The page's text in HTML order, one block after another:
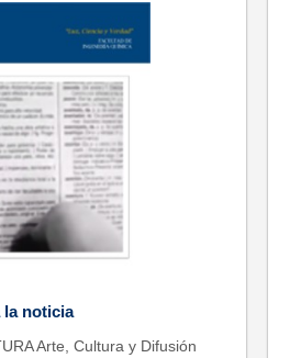
la noticia
Arte, Cultura y Difusión